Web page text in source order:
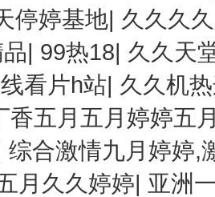
停婷基地| 久久久
| 99热18| 久久天
看片h站| 久久机
香五月五月婷婷五
综合激情九月婷婷,
月久久婷婷| 亚洲